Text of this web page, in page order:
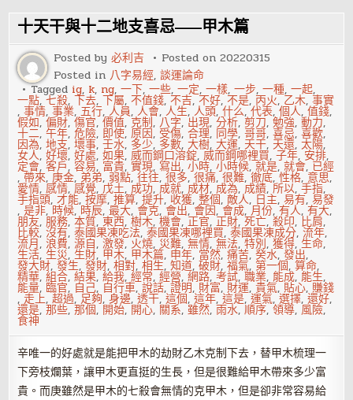
十天干與十二地支喜忌——甲木篇
Posted by必利吉 Posted on20220315
Posted in 八字易經,談運論命
Tagged ig, k, ng,一下,一些,一定,一樣,一步,一種,一起,
一點,七殺,下去,下屬,不值錢,不吉,不好,不是, 丙火, 乙木,事實
,事情,事業,五行,人員,人會,人生,人頭,什么,代表,個人,值錢,
假如,偏財,傷官,價值, 克制, 八字, 出現,分析, 剪刀,勉強,動力,
十二,午年,危險, 即使,原因, 受傷,合理, 同學,哥哥,喜忌,喜歡,
因為,地支,壞事,壬水, 多少, 多數,大樹,大運, 天干, 天還,太陽,
女人,好壞,好處,如果,威而鋼口溶錠,威而鋼哪裡買,子年, 安排,
定會,客戶,容易, 富貴,實現,寫出,小時,小時候,就是,就會, 已經
,帶來,庚金, 弟弟,弱點,往往,很多,很痛,很難,徹底,性格, 意思,
愛情,感情,感覺,戊土, 成功, 成就, 成材, 成為, 成績,所以,手指,
手指頭,才能,按摩,推算,提升, 收獲,整個,敵人, 日主,易有,易發
,是非, 時候, 時辰,最大, 會克, 會出, 會因, 會成, 月份,有人,有大,
朋友,服務,本質,東西,樹木,機會,正官,正財,死亡,殺印, 比肩,
比較,沒有,泰國果凍吃法,泰國果凍哪裡買,泰國果凍成分,流年,
流月,浪費,源自,激發, 火燒, 災難,無情,無法,特別,獲得,生命,
生活,生災,生財, 甲木, 甲木篇, 申年, 當然,痛苦,癸水,發出,
發大財,發生,發財,相對,相生,知道,破財,福氣, 第一個,算命,
精華,組合,結果,給我,經常,經營,網路,考試,職業, 能成, 能生,
能量, 臨官, 自己, 自行車,說話,證明, 財富, 財運,貴氣,貼心, 賺錢
,走上,超過, 足夠,身邊,透干,這個,這年,這是,運氣,選擇,還好,
還是,那些,那個, 開始, 開心, 關系,雖然,雨水,順序,領導, 風險,
食神
辛唯一的好處就是能把甲木的劫財乙木克制下去，替甲木梳理一
下旁枝爛葉，讓甲木更直挺的生長，但是很難給甲木帶來多少富
貴。而庚雖然是甲木的七殺會無情的克甲木，但是卻非常容易給